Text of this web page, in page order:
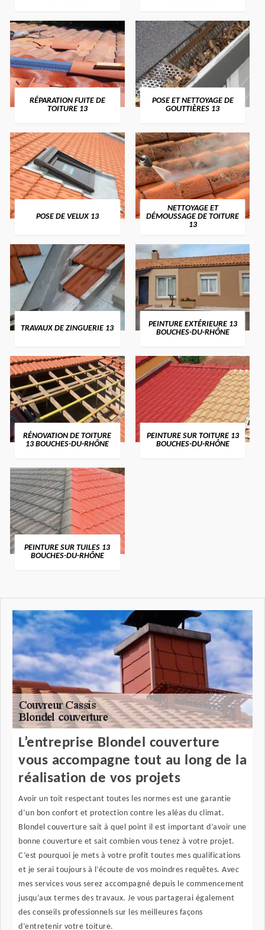
RÉPARATION FUITE DE
TOITURE 13
POSE ET NETTOYAGE DE
GOUTTIÈRES 13
POSE DE VELUX 13
NETTOYAGE ET
DÉMOUSSAGE DE TOITURE
13
TRAVAUX DE ZINGUERIE 13
PEINTURE EXTÉRIEURE 13
BOUCHES-DU-RHÔNE
RÉNOVATION DE TOITURE
13 BOUCHES-DU-RHÔNE
PEINTURE SUR TOITURE 13
BOUCHES-DU-RHÔNE
PEINTURE SUR TUILES 13
BOUCHES-DU-RHÔNE
L’entreprise Blondel couverture
vous accompagne tout au long de la
réalisation de vos projets
Avoir un toit respectant toutes les normes est une garantie
d’un bon confort et protection contre les aléas du climat.
Blondel couverture sait à quel point il est important d’avoir une
bonne couverture et sait combien vous tenez à votre projet.
C’est pourquoi je mets à votre profit toutes mes qualifications
et je serai toujours à l’écoute de vos moindres requêtes. Avec
mes services vous serez accompagné depuis le commencement
jusqu’aux termes des travaux. Je vous partagerai également
des conseils professionnels sur les meilleures façons
d’entretenir votre toiture.